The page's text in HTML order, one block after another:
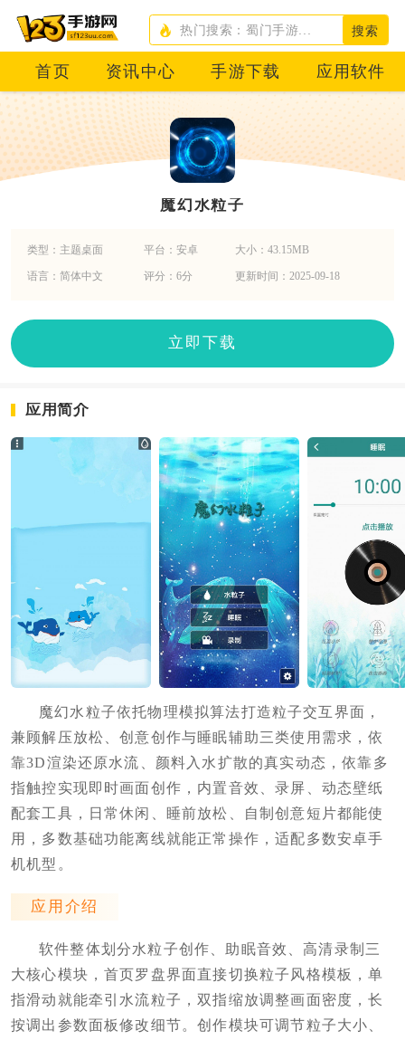
搜索
首页 资讯中心 手游下载 应用软件
魔幻水粒子
类型：主题桌面 平台：安卓 大小：43.15MB
语言：简体中文 评分：6分 更新时间：2025-09-18
立即下载
应用简介
魔幻水粒子依托物理模拟算法打造粒子交互界面，
兼顾解压放松、创意创作与睡眠辅助三类使用需求，依
靠3D渲染还原水流、颜料入水扩散的真实动态，依靠多
指触控实现即时画面创作，内置音效、录屏、动态壁纸
配套工具，日常休闲、睡前放松、自制创意短片都能使
用，多数基础功能离线就能正常操作，适配多数安卓手
机机型。
应用介绍
软件整体划分水粒子创作、助眠音效、高清录制三
大核心模块，首页罗盘界面直接切换粒子风格模板，单
指滑动就能牵引水流粒子，双指缩放调整画面密度，长
按调出参数面板修改细节。创作模块可调节粒子大小、